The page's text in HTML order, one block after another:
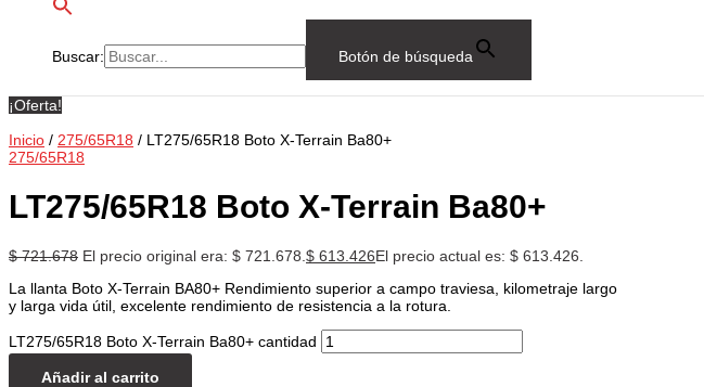
Buscar: Botón de búsqueda
¡Oferta!
Inicio / 275/65R18 / LT275/65R18 Boto X-Terrain Ba80+
275/65R18
LT275/65R18 Boto X-Terrain Ba80+
$721.678 El precio original era: $ 721.678. $ 613.426El precio actual es: $ 613.426.
La llanta Boto X-Terrain BA80+ Rendimiento superior a campo traviesa, kilometraje largo
y larga vida útil, excelente rendimiento de resistencia a la rotura.
LT275/65R18 Boto X-Terrain Ba80+ cantidad
Añadir al carrito